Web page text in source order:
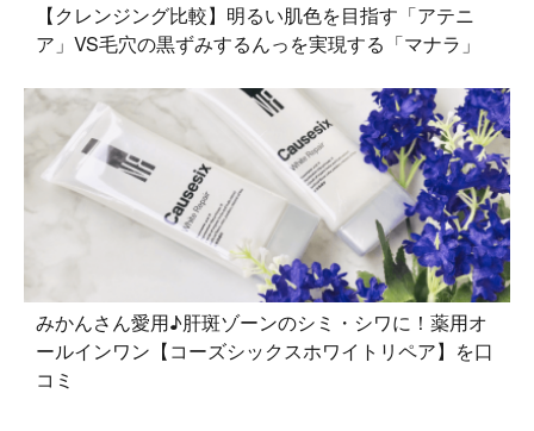
【クレンジング比較】明るい肌色を目指す「アテニ
ア」VS毛穴の黒ずみするんっを実現する「マナラ」
みかんさん愛用♪肝斑ゾーンのシミ・シワに！薬用オ
ールインワン【コーズシックスホワイトリペア】を口
コミ